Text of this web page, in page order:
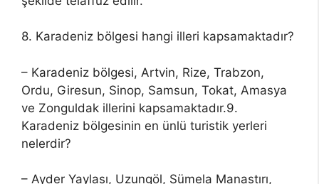
8. Karadeniz bölgesi hangi illeri kapsamaktadır?
– Karadeniz bölgesi, Artvin, Rize, Trabzon,
Ordu, Giresun, Sinop, Samsun, Tokat, Amasya
ve Zonguldak illerini kapsamaktadır.9.
Karadeniz bölgesinin en ünlü turistik yerleri
nelerdir?
– Ayder Yaylası, Uzungöl, Sümela Manastırı,